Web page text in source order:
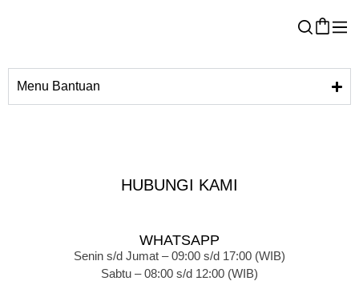
Menu Bantuan
HUBUNGI KAMI
WHATSAPP
Senin s/d Jumat – 09:00 s/d 17:00 (WIB)
Sabtu – 08:00 s/d 12:00 (WIB)